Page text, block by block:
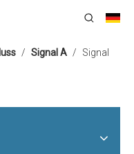
/ Signal A /
Signal